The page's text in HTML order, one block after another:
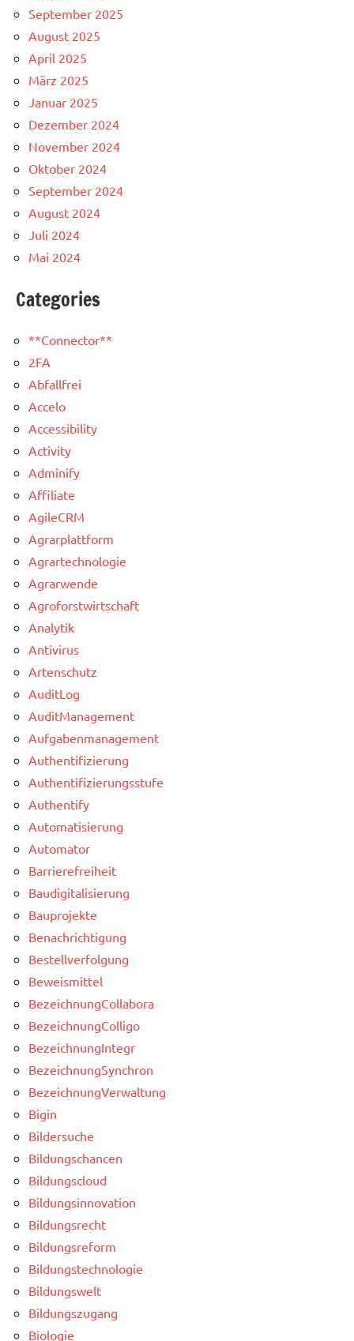
September 2025
August 2025
April 2025
März 2025
Januar 2025
Dezember 2024
November 2024
Oktober 2024
September 2024
August 2024
Juli 2024
Mai 2024
Categories
**Connector**
2FA
Abfallfrei
Accelo
Accessibility
Activity
Adminify
Affiliate
AgileCRM
Agrarplattform
Agrartechnologie
Agrarwende
Agroforstwirtschaft
Analytik
Antivirus
Artenschutz
AuditLog
AuditManagement
Aufgabenmanagement
Authentifizierung
Authentifizierungsstufe
Authentify
Automatisierung
Automator
Barrierefreiheit
Baudigitalisierung
Bauprojekte
Benachrichtigung
Bestellverfolgung
Beweismittel
BezeichnungCollabora
BezeichnungColligo
BezeichnungIntegr
BezeichnungSynchron
BezeichnungVerwaltung
Bigin
Bildersuche
Bildungschancen
Bildungscloud
Bildungsinnovation
Bildungsrecht
Bildungsreform
Bildungstechnologie
Bildungswelt
Bildungszugang
Biologie